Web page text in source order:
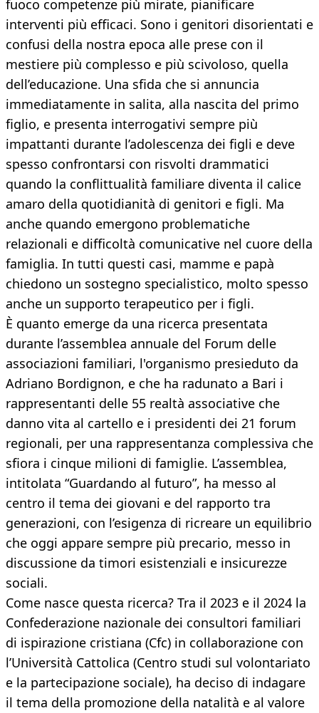
fuoco competenze più mirate, pianificare
interventi più efficaci. Sono i genitori disorientati e
confusi della nostra epoca alle prese con il
mestiere più complesso e più scivoloso, quella
dell’educazione. Una sfida che si annuncia
immediatamente in salita, alla nascita del primo
figlio, e presenta interrogativi sempre più
impattanti durante l’adolescenza dei figli e deve
spesso confrontarsi con risvolti drammatici
quando la conflittualità familiare diventa il calice
amaro della quotidianità di genitori e figli. Ma
anche quando emergono problematiche
relazionali e difficoltà comunicative nel cuore della
famiglia. In tutti questi casi, mamme e papà
chiedono un sostegno specialistico, molto spesso
anche un supporto terapeutico per i figli.
È quanto emerge da una ricerca presentata
durante l’assemblea annuale del Forum delle
associazioni familiari, l'organismo presieduto da
Adriano Bordignon, e che ha radunato a Bari i
rappresentanti delle 55 realtà associative che
danno vita al cartello e i presidenti dei 21 forum
regionali, per una rappresentanza complessiva che
sfiora i cinque milioni di famiglie. L’assemblea,
intitolata “Guardando al futuro”, ha messo al
centro il tema dei giovani e del rapporto tra
generazioni, con l’esigenza di ricreare un equilibrio
che oggi appare sempre più precario, messo in
discussione da timori esistenziali e insicurezze
sociali.
Come nasce questa ricerca? Tra il 2023 e il 2024 la
Confederazione nazionale dei consultori familiari
di ispirazione cristiana (Cfc) in collaborazione con
l’Università Cattolica (Centro studi sul volontariato
e la partecipazione sociale), ha deciso di indagare
il tema della promozione della natalità e al valore